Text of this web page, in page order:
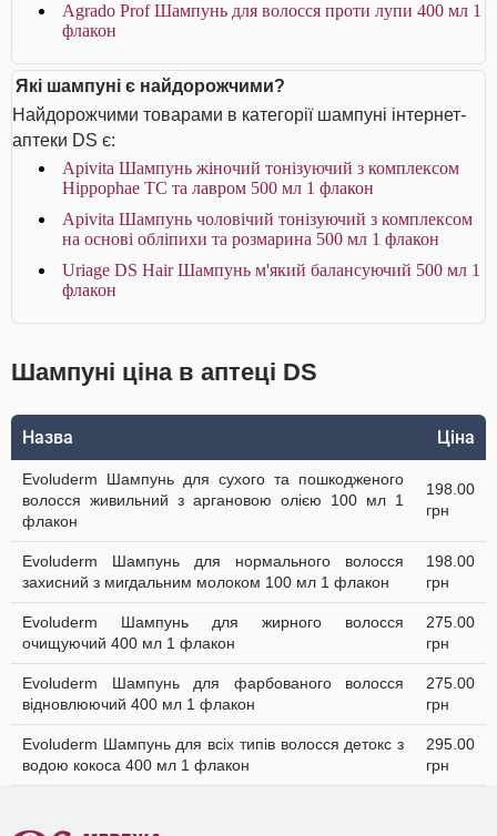
Agrado Prof Шампунь для волосся проти лупи 400 мл 1
флакон
Які шампуні є найдорожчими?
Найдорожчими товарами в категорії шампуні інтернет-
аптеки DS є:
Apivita Шампунь жіночий тонізуючий з комплексом
Hippophae TC та лавром 500 мл 1 флакон
Apivita Шампунь чоловічий тонізуючий з комплексом
на основі обліпихи та розмарина 500 мл 1 флакон
Uriage DS Hair Шампунь м'який балансуючий 500 мл 1
флакон
Шампуні ціна в аптеці DS
Назва Ціна
Evoluderm Шампунь для сухого та пошкодженого
волосся живильний з аргановою олією 100 мл 1
флакон
198.00
грн
Evoluderm Шампунь для нормального волосся
захисний з мигдальним молоком 100 мл 1 флакон
198.00
грн
Evoluderm Шампунь для жирного волосся
очищуючий 400 мл 1 флакон
275.00
грн
Evoluderm Шампунь для фарбованого волосся
відновлюючий 400 мл 1 флакон
275.00
грн
Evoluderm Шампунь для всіх типів волосся детокс з
водою кокоса 400 мл 1 флакон
295.00
грн